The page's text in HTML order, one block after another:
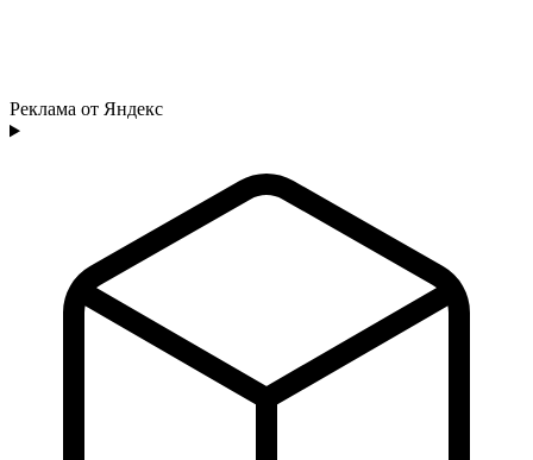
Реклама от Яндекс